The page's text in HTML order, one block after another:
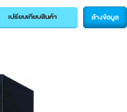
ล้างข้อมูล